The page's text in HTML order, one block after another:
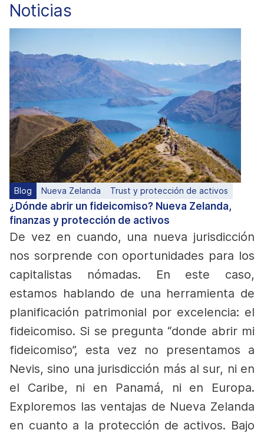
Noticias
Blog Nueva Zelanda Trust y protección de activos
¿Dónde abrir un fideicomiso? Nueva Zelanda,
finanzas y protección de activos
De vez en cuando, una nueva jurisdicción
nos sorprende con oportunidades para los
capitalistas nómadas. En este caso,
estamos hablando de una herramienta de
planificación patrimonial por excelencia: el
fideicomiso. Si se pregunta “donde abrir mi
fideicomiso”, esta vez no presentamos a
Nevis, sino una jurisdicción más al sur, ni en
el Caribe, ni en Panamá, ni en Europa.
Exploremos las ventajas de Nueva Zelanda
en cuanto a la protección de activos. Bajo